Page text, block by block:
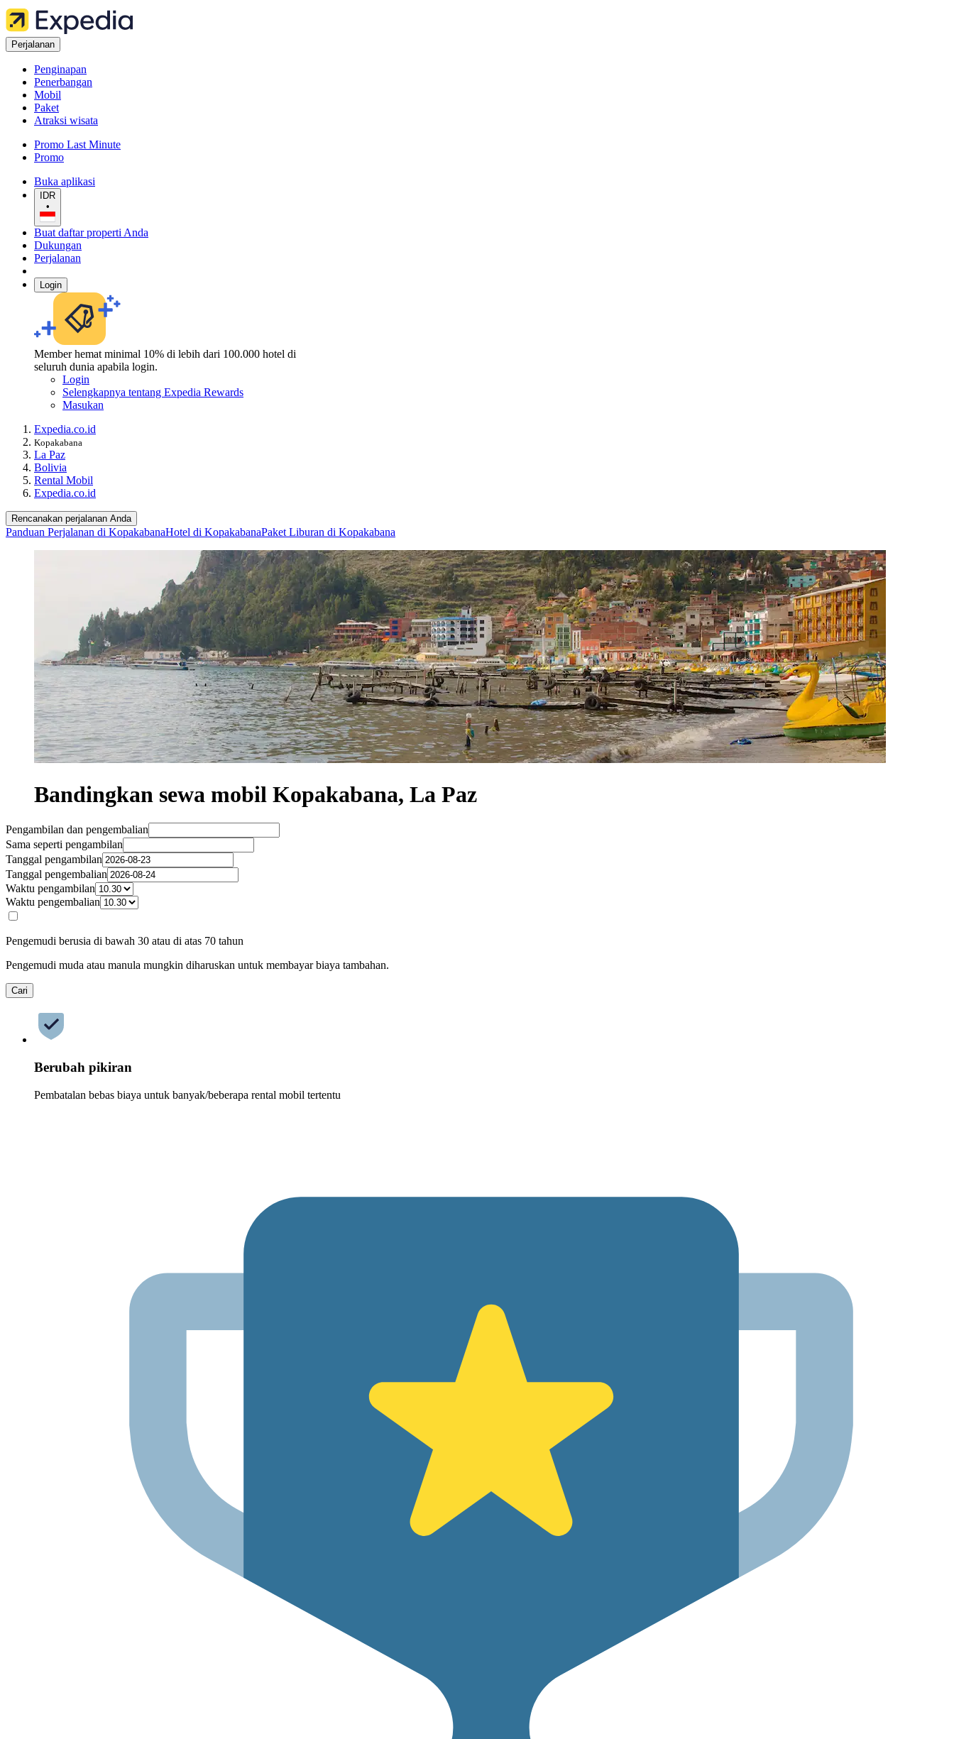
Perjalanan
Penginapan
Penerbangan
Mobil
Paket
Atraksi wisata
Promo Last Minute
Promo
Buka aplikasi
IDR
•
Buat daftar properti Anda
Dukungan
Perjalanan
Login
Member hemat minimal 10% di lebih dari 100.000 hotel di
seluruh dunia apabila login.
Login
Selengkapnya tentang Expedia Rewards
Masukan
Expedia.co.id
Kopakabana
La Paz
Bolivia
Rental Mobil
Expedia.co.id
Rencanakan perjalanan Anda
Panduan Perjalanan di KopakabanaHotel di KopakabanaPaket Liburan di Kopakabana
Bandingkan sewa mobil Kopakabana, La Paz
Pengambilan dan pengembalian
Sama seperti pengambilan
Tanggal pengambilan
Tanggal pengembalian
Waktu pengambilan
Waktu pengembalian
Pengemudi berusia di bawah 30 atau di atas 70 tahun
Pengemudi muda atau manula mungkin diharuskan untuk membayar biaya tambahan.
Cari
Berubah pikiran
Pembatalan bebas biaya untuk banyak/beberapa rental mobil tertentu